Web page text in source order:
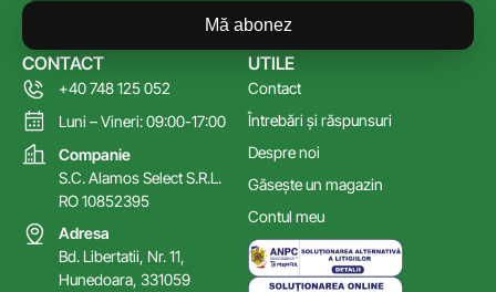
Mă abonez
UTILE
Contact
Întrebări și răspunsuri
Despre noi
Găsește un magazin
Contul meu
CONTACT
+40 748 125 052
Luni – Vineri: 09:00-17:00
Companie
S.C. Alamos Select S.R.L.
RO 10852395
Adresa
Bd. Libertatii, Nr. 11,
Hunedoara, 331059